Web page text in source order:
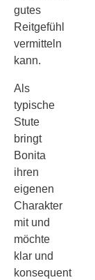
gutes
Reitgefühl
vermitteln
kann.
Als
typische
Stute
bringt
Bonita
ihren
eigenen
Charakter
mit und
möchte
klar und
konsequent